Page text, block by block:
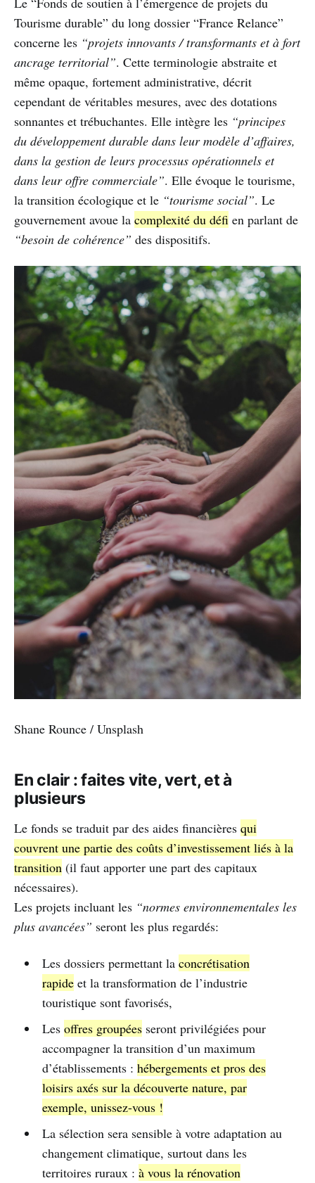
Tourisme durable” du long dossier “France Relance”
concerne les “projets innovants / transformants et à fort
ancrage territorial”. Cette terminologie abstraite et
même opaque, fortement administrative, décrit
cependant de véritables mesures, avec des dotations
sonnantes et trébuchantes. Elle intègre les “principes
du développement durable dans leur modèle d’affaires,
dans la gestion de leurs processus opérationnels et
dans leur offre commerciale”. Elle évoque le tourisme,
la transition écologique et le “tourisme social”. Le
gouvernement avoue la complexité du défi en parlant de
“besoin de cohérence” des dispositifs.
Shane Rounce / Unsplash
En clair : faites vite, vert, et à
plusieurs
Le fonds se traduit par des aides financières qui
couvrent une partie des coûts d’investissement liés à la
transition (il faut apporter une part des capitaux
nécessaires).
Les projets incluant les “normes environnementales les
plus avancées” seront les plus regardés:
Les dossiers permettant la concrétisation
rapideet la transformation de l’industrie
touristique sont favorisés,
Les offres groupéesseront privilégiées pour
accompagner la transition d’un maximum
d’établissements : hébergements et pros des
loisirs axés sur la découverte nature, par
exemple, unissez-vous !
La sélection sera sensible à votre adaptation au
changement climatique, surtout dans les
territoires ruraux : à vous la rénovation